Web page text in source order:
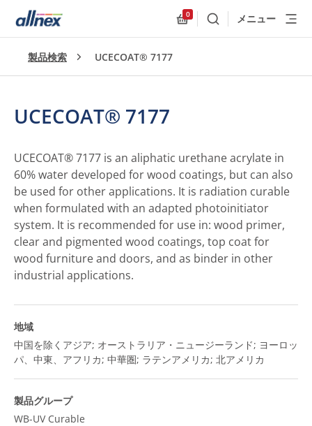
0
検索 メニュー
製品検索 UCECOAT® 7177
UCECOAT® 7177
UCECOAT® 7177 is an aliphatic urethane acrylate in
60% water developed for wood coatings, but can also
be used for other applications. It is radiation curable
when formulated with an adapted photoinitiator
system. It is recommended for use in: wood primer,
clear and pigmented wood coatings, top coat for
wood furniture and doors, and as binder in other
industrial applications.
地域
中国を除くアジア; オーストラリア・ニュージーランド; ヨーロッ
パ、中東、アフリカ; 中華圏; ラテンアメリカ; 北アメリカ
製品グループ
WB-UV Curable